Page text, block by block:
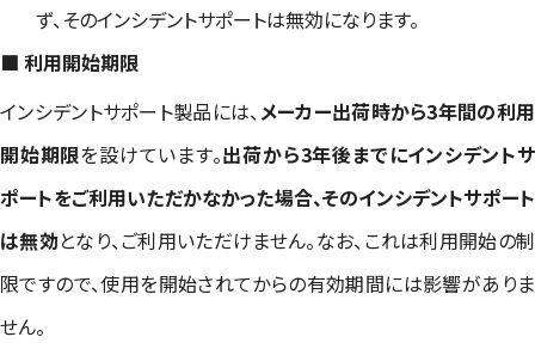
ず、そのインシデントサポートは無効になります。
■ 利用開始期限
インシデントサポート製品には、メーカー出荷時から3年間の利用
開始期限を設けています。出荷から3年後までにインシデントサ
ポートをご利用いただかなかった場合、そのインシデントサポート
は無効となり、ご利用いただけません。なお、これは利用開始の制
限ですので、使用を開始されてからの有効期間には影響がありま
せん。